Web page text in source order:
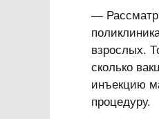
—
взрослых.
сколько
инъекцию
процедуру.